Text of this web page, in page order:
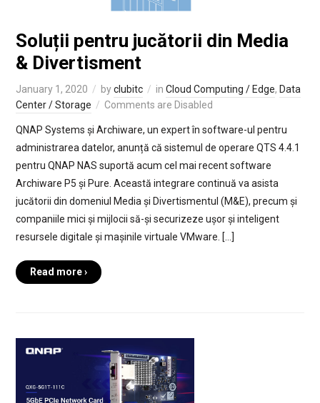
Soluții pentru jucătorii din Media
& Divertisment
January 1, 2020 byclubitc in Cloud Computing / Edge, Data
Center / Storage
Comments are Disabled
QNAP Systems și Archiware, un expert în software-ul pentru
administrarea datelor, anunță că sistemul de operare QTS 4.4.1
pentru QNAP NAS suportă acum cel mai recent software
Archiware P5 și Pure. Această integrare continuă va asista
jucătorii din domeniul Media și Divertismentul (M&E), precum și
companiile mici și mijlocii să-și securizeze ușor și inteligent
resursele digitale și mașinile virtuale VMware. […]
Read more ›